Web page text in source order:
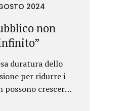
2024
non
duratura dello
per ridurre i
possono crescere